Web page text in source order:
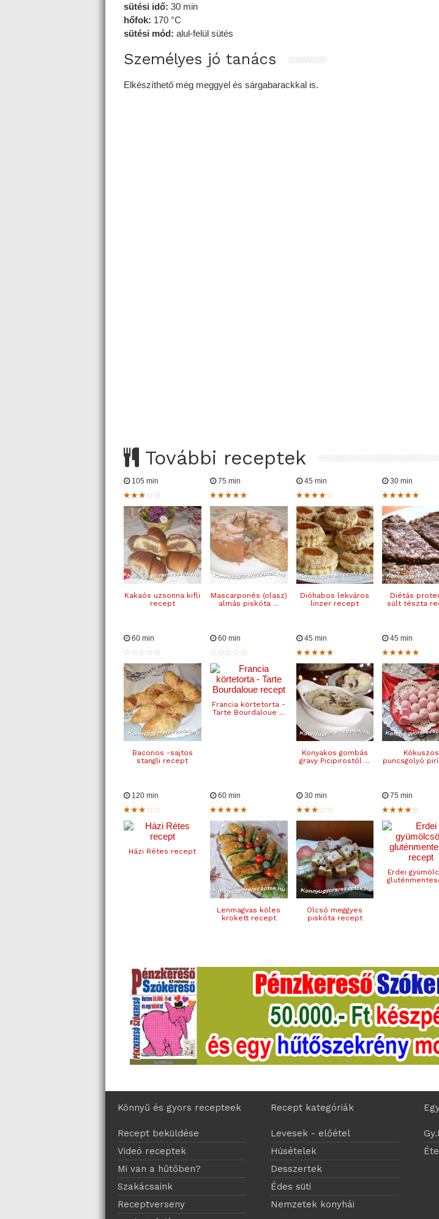
sütési idő: 30 min
hőfok: 170 °C
sütési mód: alul-felül sütés
Személyes jó tanács
Elkészíthető még meggyel és sárgabarackkal is.
További receptek
105 min
Kakaós uzsonna kifli
recept
75 min
Mascarponés (olasz)
almás piskóta ...
45 min
Dióhabos lekváros
linzer recept
30 min
Diétás
sült tészta
60 min
Baconos -sajtos
stangli recept
60 min
Francia körtetorta -
Tarte Bourdaloue ...
45 min
Konyakos gombás
gravy Picipirostól ...
45 min
Kókuszos
puncsgolyó
120 min
Házi Rétes recept
60 min
Lenmagvas köles
krokett recept
30 min
Olcsó meggyes
piskóta recept
75 min
Erdei
Könnyű és gyors recepteek
Recept beküldése
Videó receptek
Mi van a hűtőben?
Szakácsaink
Receptverseny
Recept kategóriák
Levesek - előétel
Húsételek
Desszertek
Édes süti
Nemzetek konyhái